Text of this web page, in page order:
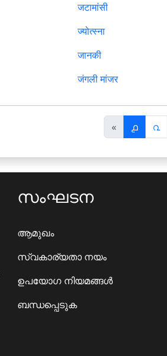
जटामांसी
ज्योत्स्ना
जानकी
जंगली मांजर
«पि
छ
ला
൧ ൨
സംഘടന
ആമുഖം
സ്വകാര്യതാ നയം
ഉപയോഗ നിയമങ്ങൾ
ബന്ധപ്പെടുക